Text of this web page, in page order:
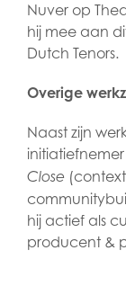
Nuver op
hij mee aan
Dutch Tenors.
Overige
Naast zijn
Close
hij actief als
producent &